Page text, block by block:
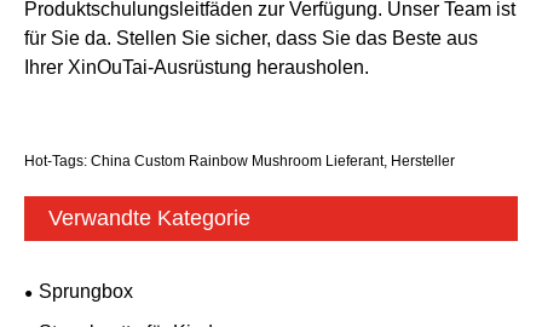
Produktschulungsleitfäden zur Verfügung. Unser Team ist
für Sie da. Stellen Sie sicher, dass Sie das Beste aus
Ihrer XinOuTai-Ausrüstung herausholen.
Hot-Tags: China Custom Rainbow Mushroom Lieferant, Hersteller
Verwandte Kategorie
Sprungbox